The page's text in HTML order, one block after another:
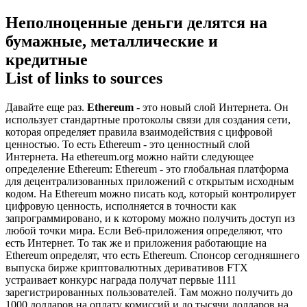
Неполноценные деньги делятся на
бумажные, металлические и
кредитные
List of links to sources
Давайте еще раз. Ethereum - это новый слой Интернета. Он
использует стандартные протоколы связи для создания сети,
которая определяет правила взаимодействия с цифровой
ценностью. То есть Ethereum - это ценностный слой
Интернета. На ethereum.org можно найти следующее
определение Ethereum: Ethereum - это глобальная платформа
для децентрализованных приложений с открытым исходным
кодом. На Ethereum можно писать код, который контролирует
цифровую ценность, исполняется в точности как
запрограммировано, и к которому можно получить доступ из
любой точки мира. Если Веб-приложения определяют, что
есть Интернет. То так же и приложения работающие на
Ethereum определят, что есть Ethereum. Спонсор сегодняшнего
выпуска бирже криптовалютных деривативов FTX
устраивает конкурс награда получат первые 1111
зарегистрированных пользователей. Там можно получить до
1000 долларов на оплату комиссий и до тысячи долларов на